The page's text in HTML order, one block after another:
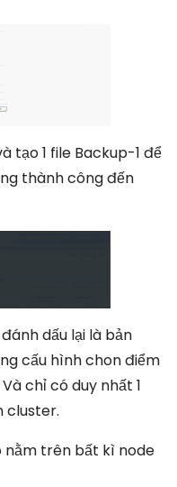
tạo 1 file Backup-1 để
thành công đến
dấu lại là bản
cấu hình chon điểm
chỉ có duy nhất 1
cluster.
nằm trên bất kì node